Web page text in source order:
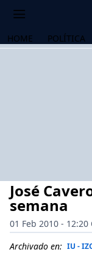
HOME POLÍTICA
José
semana
01 Feb 2010 - 12:20
Archivado en: IU -